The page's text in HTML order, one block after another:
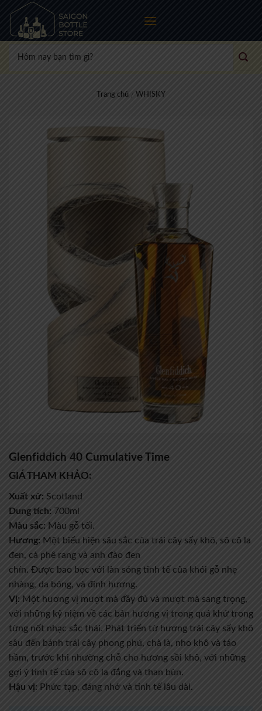
content
kiếm:
Trang chủ / WHISKY
Glenfiddich 40 Cumulative Time
GIÁ THAM KHẢO:
Xuất xứ: Scotland
Dung tích: 700ml
Màu sắc: Màu gỗ tối.
Hương: Một biểu hiện sâu sắc của trái cây sấy khô, sô cô la
đen, cà phê rang và anh đào đen
chín. Được bao bọc với làn sóng tinh tế của khói gỗ nhẹ
nhàng, da bóng, và đinh hương.
Vị: Một hương vị mượt mà đầy đủ và mượt mà sang trọng,
với những kỷ niệm về các bản hương vị trong quá khứ trong
từng nốt nhạc sắc thái. Phát triển từ hương trái cây sấy khô
sâu đến bánh trái cây phong phú, chà là, nho khô và táo
hầm, trước khi nhường chỗ cho hương sồi khô, với những
gợi ý tinh tế của sô cô la đắng và than bùn.
Hậu vị: Phức tạp, đáng nhớ và tinh tế lâu dài.